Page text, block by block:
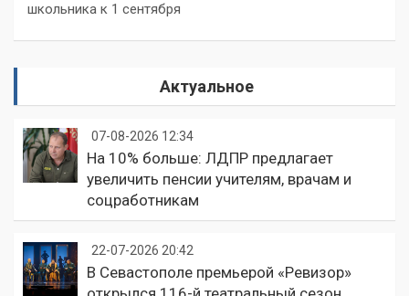
школьника к 1 сентября
Актуальное
07-08-2026 12:34
На 10% больше: ЛДПР предлагает
увеличить пенсии учителям, врачам и
соцработникам
22-07-2026 20:42
В Севастополе премьерой «Ревизор»